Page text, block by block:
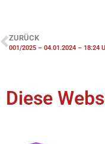
ZURÜCK
001/2025 – 04.01.2024 – 18:24
Diese